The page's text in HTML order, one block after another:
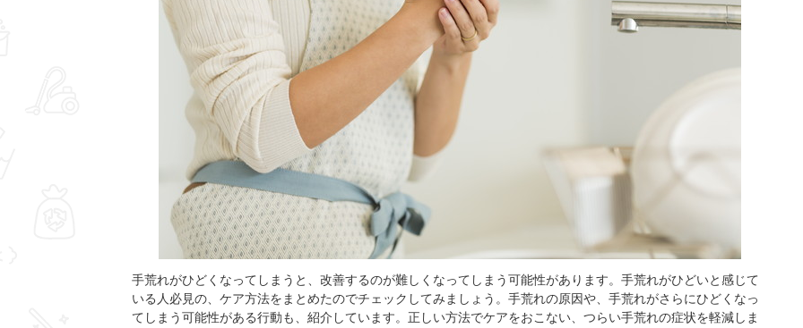
手荒れがひどくなってしまうと、改善するのが難しくなってしまう可能性があります。手荒れがひどいと感じて
いる人必見の、ケア方法をまとめたのでチェックしてみましょう。手荒れの原因や、手荒れがさらにひどくなっ
てしまう可能性がある行動も、紹介しています。正しい方法でケアをおこない、つらい手荒れの症状を軽減しま